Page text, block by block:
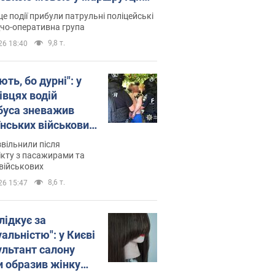
склала адмінпротокол.
події прибули патрульні поліцейські
оперативна група
18:40 9,8 т.
бо дурні": у
водій
зневажив
військових
Відео
після
з пасажирами та
15:47 8,6 т.
за
у Києві
салону
образив жінку